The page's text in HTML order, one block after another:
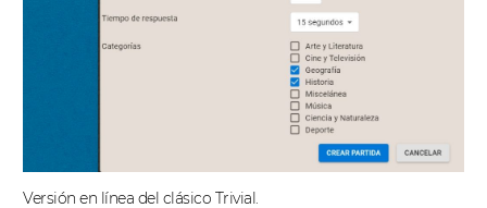
Versión en línea del clásico Trivial.